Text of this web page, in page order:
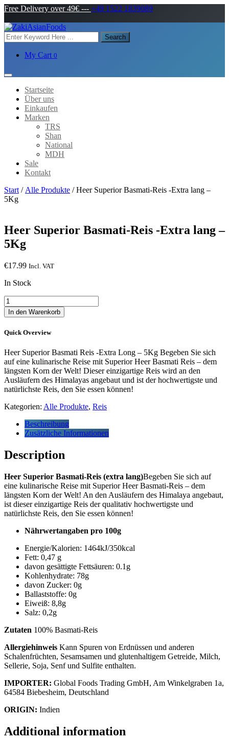
Free Delivery over 49€ --- +49 1522 1839089
Search
My Cart 0
Startseite
Über uns
Einkaufen
Marken
TRS
Shan
National
MDH
Sale
Kontakt
Start / Alle Produkte / Heer Superior Basmati-Reis -Extra lang –
5Kg
Heer Superior Basmati-Reis -Extra lang –
5Kg
€17.99 Incl. VAT
In Stock
Heer
Superior
Basmati-
-
lang
-
5Kg
Menge
In den Warenkorb
Quick Overview
Heer Superior Basmati Reis -Extra Long – 5Kg Begeben Sie sich
auf eine kulinarische Reise mit Superior Heer Basmati Reis – dem
längsten Korn der Welt! Dieser einzigartige Reis wird an den
Ausläufern des Himalayas angebaut und ist der hochwertigste und
natürlichste Reis, den Sie essen können!
Kategorien: Alle Produkte, Reis
Beschreibung
Zusätzliche Informationen
Description
Heer Superior Basmati-Reis (extra lang)Begeben Sie sich auf
eine kulinarische Reise mit Superior Heer Basmati-Reis – dem
längsten Korn der Welt! An den Ausläufern des Himalaya angebaut,
ist dieser einzigartige Reis der qualitativ hochwertigste und
natürlichste Reis, den Sie essen können!
Nährwertangaben pro 100g
Energie/Kalorien: 1464kJ/350kcal
Fett: 0,47 g
davon gesättigte Fettsäuren: 0.1g
Kohlenhydrate: 78g
davon Zucker: 0g
Ballaststoffe: 0g
Eiweiß: 8,8g
Salz: 0,2g
Zutaten 100% Basmati-Reis
Allergiehinweis Kann Spuren von Erdnüssen und anderen
Schalenfrüchten, Sesamsamen und glutenhaltigem Getreide, Milch,
Sellerie, Soja, Senf und Sulfite enthalten.
IMPORTER: Global Foods Trading GmbH, Am Winkelgraben 1a,
64584 Biebesheim, Deutschland
ORIGIN: Indien
Additional information